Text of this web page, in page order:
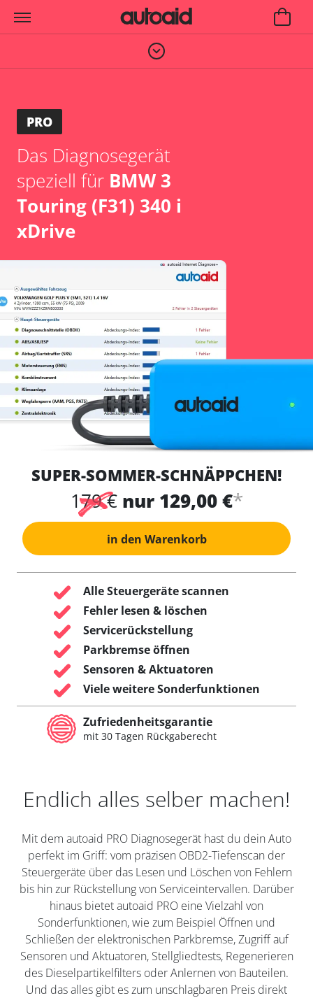
PRO
Das Diagnosegerät
speziell für BMW 3
Touring (F31) 340 i
xDrive
SUPER-SOMMER-SCHNÄPPCHEN!
179 € nur 129,00 €*
in den Warenkorb
Alle Steuergeräte scannen
Fehler lesen & löschen
Servicerückstellung
Parkbremse öffnen
Sensoren & Aktuatoren
Viele weitere Sonderfunktionen
Zufriedenheitsgarantie
mit 30 Tagen Rückgaberecht
Endlich alles selber machen!
Mit dem autoaid PRO Diagnosegerät hast du dein Auto
perfekt im Griff: vom präzisen OBD2-Tiefenscan der
Steuergeräte über das Lesen und Löschen von Fehlern
bis hin zur Rückstellung von Serviceintervallen. Darüber
hinaus bietet autoaid PRO eine Vielzahl von
Sonderfunktionen, wie zum Beispiel Öffnen und
Schließen der elektronischen Parkbremse, Zugriff auf
Sensoren und Aktuatoren, Stellgliedtests, Regenerieren
des Dieselpartikelfilters oder Anlernen von Bauteilen.
Und das alles gibt es zum unschlagbaren Preis direkt